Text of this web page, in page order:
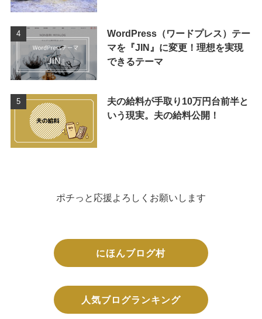
WordPress（ワードプレス）テー
マを『JIN』に変更！理想を実現
できるテーマ
夫の給料が手取り10万円台前半と
いう現実。夫の給料公開！
ポチっと応援よろしくお願いします
にほんブログ村
人気ブログランキング